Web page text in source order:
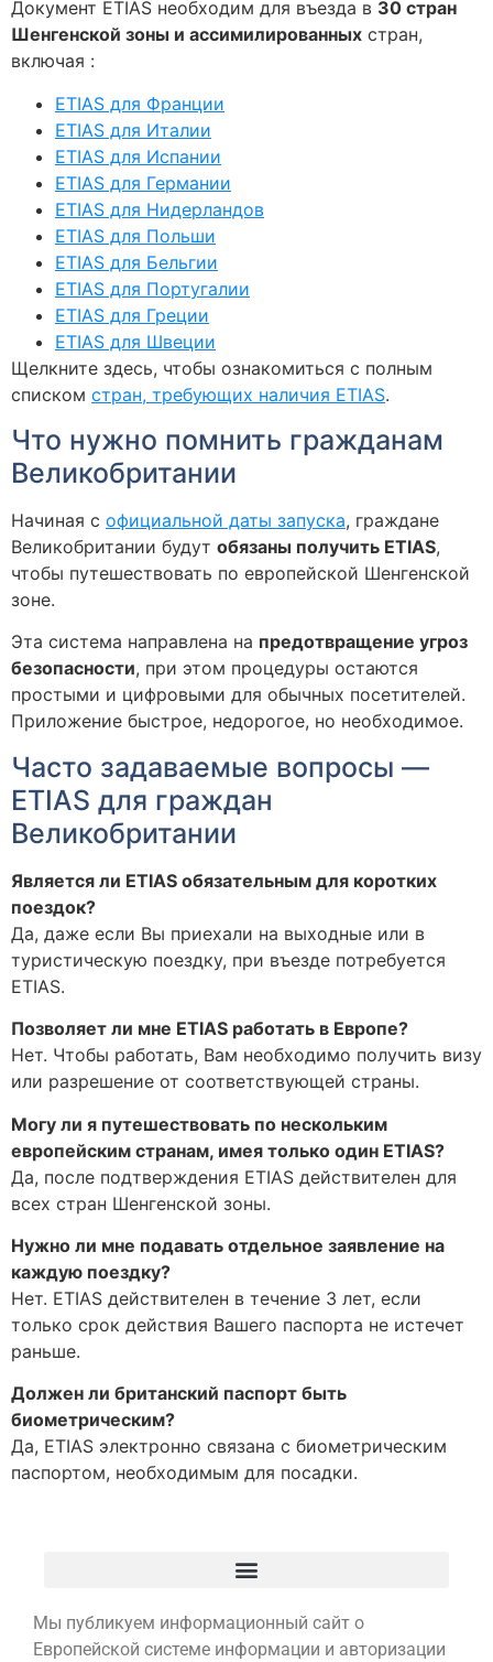
Документ ETIAS необходим для въезда в 30 стран
Шенгенской зоны и ассимилированных стран,
включая :
ETIAS для Франции
ETIAS для Италии
ETIAS для Испании
ETIAS для Германии
ETIAS для Нидерландов
ETIAS для Польши
ETIAS для Бельгии
ETIAS для Португалии
ETIAS для Греции
ETIAS для Швеции
Щелкните здесь, чтобы ознакомиться с полным
списком стран, требующих наличия ETIAS.
Что нужно помнить гражданам
Великобритании
Начиная с официальной даты запуска, граждане
Великобритании будут обязаны получить ETIAS,
чтобы путешествовать по европейской Шенгенской
зоне.
Эта система направлена на предотвращение угроз
безопасности, при этом процедуры остаются
простыми и цифровыми для обычных посетителей.
Приложение быстрое, недорогое, но необходимое.
Часто задаваемые вопросы —
ETIAS для граждан
Великобритании
Является ли ETIAS обязательным для коротких
поездок?
Да, даже если Вы приехали на выходные или в
туристическую поездку, при въезде потребуется
ETIAS.
Позволяет ли мне ETIAS работать в Европе?
Нет. Чтобы работать, Вам необходимо получить визу
или разрешение от соответствующей страны.
Могу ли я путешествовать по нескольким
европейским странам, имея только один ETIAS?
Да, после подтверждения ETIAS действителен для
всех стран Шенгенской зоны.
Нужно ли мне подавать отдельное заявление на
каждую поездку?
Нет. ETIAS действителен в течение 3 лет, если
только срок действия Вашего паспорта не истечет
раньше.
Должен ли британский паспорт быть
биометрическим?
Да, ETIAS электронно связана с биометрическим
паспортом, необходимым для посадки.
Мы публикуем информационный сайт о
Европейской системе информации и авторизации